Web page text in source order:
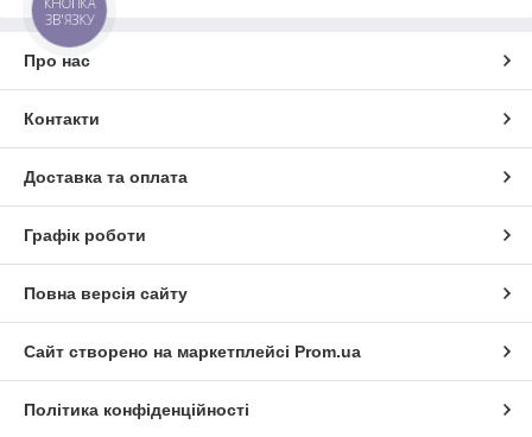
Про нас
Контакти
Доставка та оплата
Графік роботи
Повна версія сайту
Сайт створено на маркетплейсі Prom.ua
Політика конфіденційності
ЗВ'ЯЗКУ